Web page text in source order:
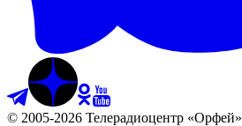
© 2005-2026 Телерадиоцентр «Орфей»